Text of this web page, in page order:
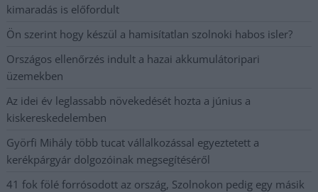
kimaradás is előfordult
Ön szerint hogy készül a hamisítatlan szolnoki habos isler?
Országos ellenőrzés indult a hazai akkumulátoripari
üzemekben
Az idei év leglassabb növekedését hozta a június a
kiskereskedelemben
Györfi Mihály több tucat vállalkozással egyeztetett a
kerékpárgyár dolgozóinak megsegítéséről
41 fok fölé forrósodott az ország, Szolnokon pedig egy másik